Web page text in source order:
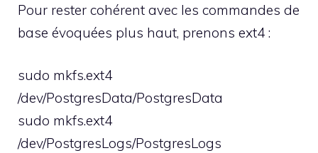
Pour rester cohérent avec les commandes de
base évoquées plus haut, prenons ext4 :
sudo mkfs.ext4
/dev/PostgresData/PostgresData
sudo mkfs.ext4
/dev/PostgresLogs/PostgresLogs